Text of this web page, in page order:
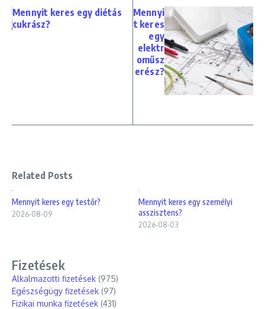
Mennyit keres egy diétás
cukrász?
Mennyi
t keres
egy
elektr
oműsz
erész?
Related Posts
Mennyit keres egy testőr?
2026-08-09
Mennyit keres egy személyi
asszisztens?
2026-08-03
Fizetések
Alkalmazotti fizetések (975)
Egészségügy fizetések (97)
Fizikai munka fizetések (431)